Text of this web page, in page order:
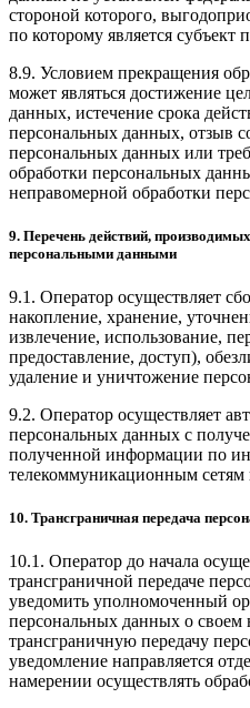
стороной которого,
по которому является субъект
8.9. Условием прекращения
может являться достижение
данных, истечение срока
персональных данных, отзыв
персональных данных или
обработки персональных
неправомерной обработки
9. Перечень действий,
персональными данными
9.1. Оператор осуществляет
накопление, хранение,
извлечение, использование,
предоставление, доступ),
удаление и уничтожение
9.2. Оператор осуществляет
персональных данных с
полученной информации по
телекоммуникационным сетям
10. Трансграничная передача
10.1. Оператор до начала
трансграничной передаче
уведомить уполномоченный
персональных данных о своем
трансграничную передачу
уведомление направляется
намерении осуществлять